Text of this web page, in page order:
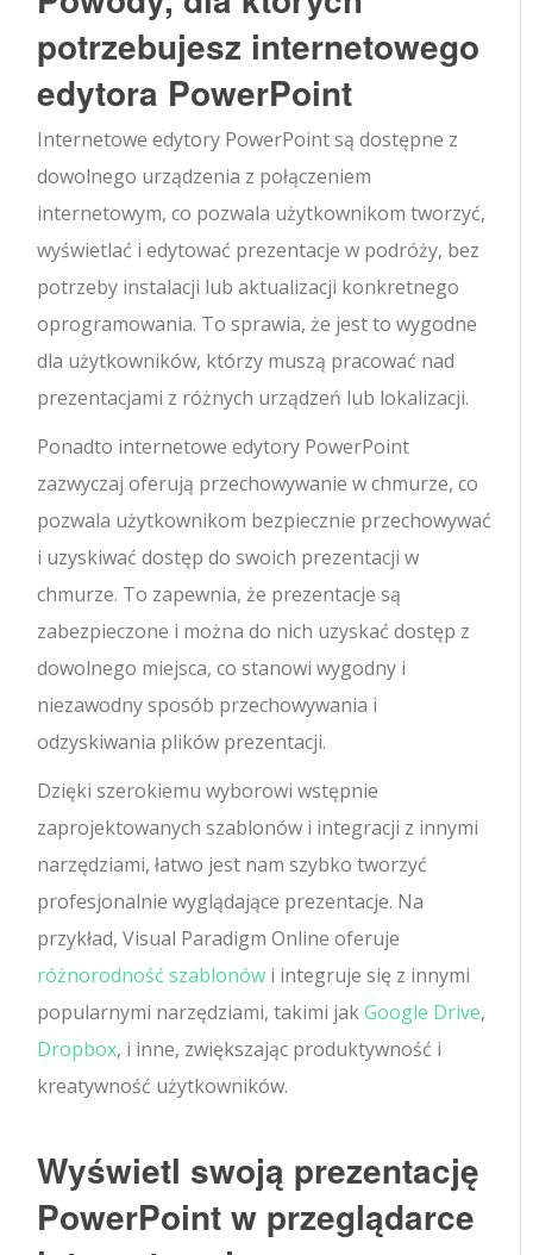
potrzebujesz internetowego
edytora PowerPoint
Internetowe edytory PowerPoint są dostępne z
dowolnego urządzenia z połączeniem
internetowym, co pozwala użytkownikom tworzyć,
wyświetlać i edytować prezentacje w podróży, bez
potrzeby instalacji lub aktualizacji konkretnego
oprogramowania. To sprawia, że jest to wygodne
dla użytkowników, którzy muszą pracować nad
prezentacjami z różnych urządzeń lub lokalizacji.
Ponadto internetowe edytory PowerPoint
zazwyczaj oferują przechowywanie w chmurze, co
pozwala użytkownikom bezpiecznie przechowywać
i uzyskiwać dostęp do swoich prezentacji w
chmurze. To zapewnia, że prezentacje są
zabezpieczone i można do nich uzyskać dostęp z
dowolnego miejsca, co stanowi wygodny i
niezawodny sposób przechowywania i
odzyskiwania plików prezentacji.
Dzięki szerokiemu wyborowi wstępnie
zaprojektowanych szablonów i integracji z innymi
narzędziami, łatwo jest nam szybko tworzyć
profesjonalnie wyglądające prezentacje. Na
przykład, Visual Paradigm Online oferuje
różnorodność szablonów i integruje się z innymi
popularnymi narzędziami, takimi jakGoogle Drive,
Dropbox, i inne, zwiększając produktywność i
kreatywność użytkowników.
Wyświetl swoją prezentację
PowerPoint w przeglądarce